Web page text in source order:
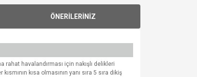
ÖNERİLERİNİZ
havalandırması için nakışlı delikleri
kısa olmasının yanı sıra 5 sıra dikiş